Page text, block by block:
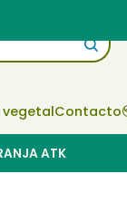
Contacto
ATK